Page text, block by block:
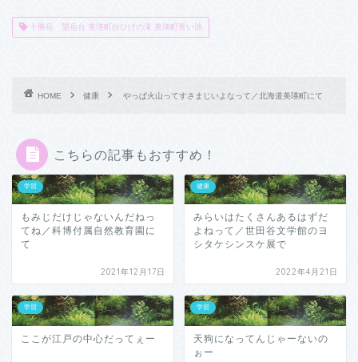
十勝岳 望岳台 美瑛町白ひげの滝 美瑛町青い池
HOME 健康 やっぱ火山ってすさまじいよなって／北海道美瑛町にて
こちらの記事もおすすめ！
学習
もみじだけじゃないんだねっ
てね／科博付属自然教育園に
て
2021年12月17日
健康
みらいはたくさんあるはずだ
よねって／世田谷文学館のヨ
シタケシンスケ展で
2022年4月21日
学習
ここが江戸の中心だってぇー
学習
天狗になってんじゃーないの
ぉー